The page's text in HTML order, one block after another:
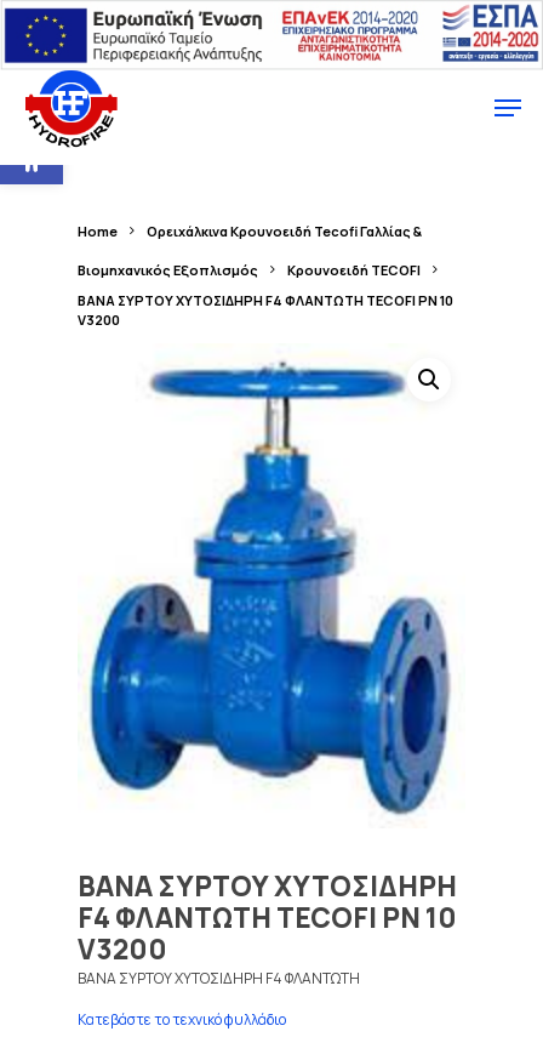
Ανοίξτε τη γραμμή εργαλείων
Home Ορειχάλκινα Κρουνοειδή Tecofi Γαλλίας &
Βιομηχανικός Εξοπλισμός
Κρουνοειδή TECOFI
ΒΑΝΑ ΣΥΡΤΟΥ ΧΥΤΟΣΙΔΗΡΗ F4 ΦΛΑΝΤΩΤΗ TECOFI PN 10
V3200
ΒΑΝΑ ΣΥΡΤΟΥ ΧΥΤΟΣΙΔΗΡΗ
F4 ΦΛΑΝΤΩΤΗ TECOFI PN 10
V3200
ΒΑΝΑ ΣΥΡΤΟΥ ΧΥΤΟΣΙΔΗΡΗ F4 ΦΛΑΝΤΩΤΗ
Κατεβάστε το τεχνικό φυλλάδιο